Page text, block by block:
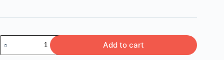
CAHAYA
DI
UJUNG
Add to cart